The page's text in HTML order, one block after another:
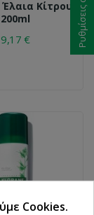
Κίτρου
200ml
9,17 €
Cookies.